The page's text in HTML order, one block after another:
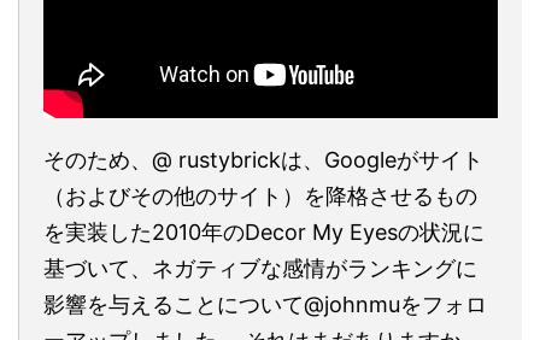
そのため、@ rustybrickは、Googleがサイト
（およびその他のサイト）を降格させるもの
を実装した2010年のDecor My Eyesの状況に
基づいて、ネガティブな感情がランキングに
影響を与えることについて@johnmuをフォロ